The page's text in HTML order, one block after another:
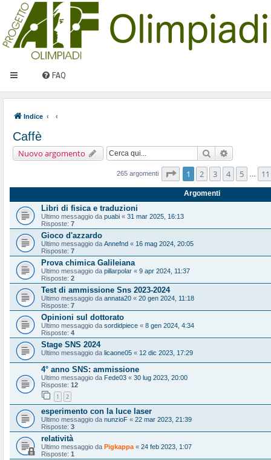
FAQ
Indice
Caffè
Nuovo argomento Cerca
265 argomenti Pagina1 di11
1 2 3 4 5 11
Argomenti
Libri di fisica e traduzioni
Ultimo messaggio da puabi « 31 mar 2025, 16:13
Risposte: 7
Gioco d'azzardo
Ultimo messaggio da Annefnd « 16 mag 2024, 20:05
Risposte: 7
Prova chimica Galileiana
Ultimo messaggio da pillarpolar « 9 apr 2024, 11:37
Risposte: 2
Test di ammissione Sns 2023-2024
Ultimo messaggio da annata20 « 20 gen 2024, 11:18
Risposte: 7
Opinioni sul dottorato
Ultimo messaggio da sordidpiece « 8 gen 2024, 4:34
Risposte: 4
Stage SNS 2024
Ultimo messaggio da licaone05 « 12 dic 2023, 17:29
4° anno SNS: ammissione
Ultimo messaggio da Fede03 « 30 lug 2023, 20:00
Risposte: 12
1 2
esperimento con la luce laser
Ultimo messaggio da nunzioF « 22 mar 2023, 21:39
Risposte: 3
relatività
Ultimo messaggio da Pigkappa « 24 feb 2023, 1:07
Risposte: 1